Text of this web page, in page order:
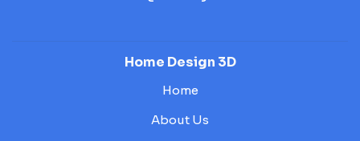
Home Design 3D
Home
About Us